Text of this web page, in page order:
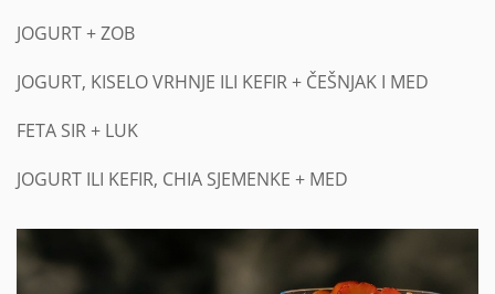
JOGURT + ZOB
JOGURT, KISELO VRHNJE ILI KEFIR + ČEŠNJAK I MED
FETA SIR + LUK
JOGURT ILI KEFIR, CHIA SJEMENKE + MED